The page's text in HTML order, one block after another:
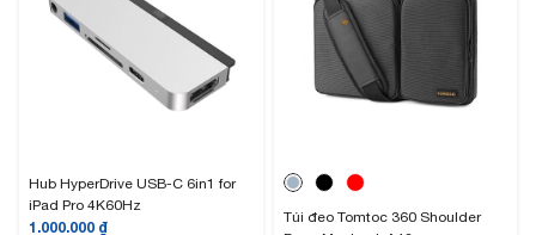
Hub HyperDrive USB-C 6in1 for
iPad Pro 4K60Hz
1.000.000 ₫
Túi đeo Tomtoc 360 Shoulder